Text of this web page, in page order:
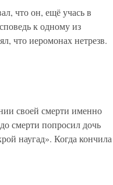
что он, ещё учась в
к одному из
что иеромонах нетрезв.
своей смерти именно
смерти попросил дочь
наугад». Когда кончила